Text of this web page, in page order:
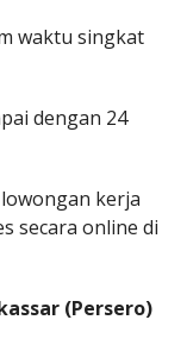
waktu singkat
dengan 24
kerja
secara online di
(Persero)